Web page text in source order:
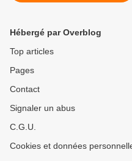
Hébergé par Overblog
Top articles
Pages
Contact
Signaler un abus
C.G.U.
Cookies et données